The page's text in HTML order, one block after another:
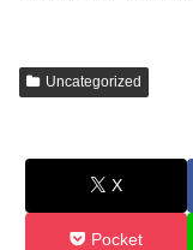
Uncategorized
X
Pocket